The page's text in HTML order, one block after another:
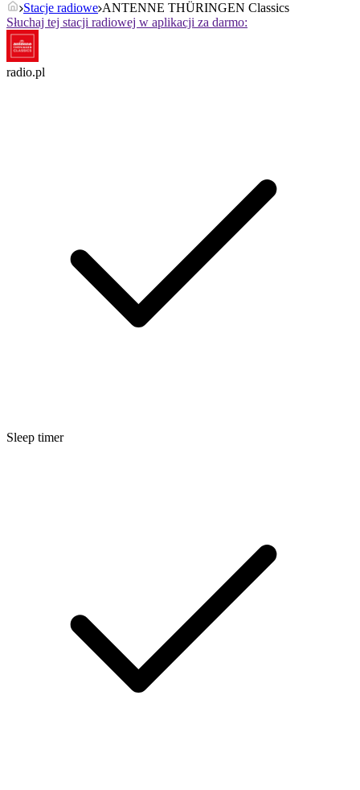
Stacje radiowe ANTENNE THÜRINGEN Classics
Słuchaj tej stacji radiowej w aplikacji za darmo:
radio.pl
Sleep timer